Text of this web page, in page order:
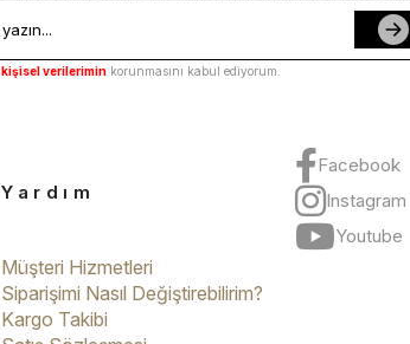
kişisel verilerimin korunmasını kabul ediyorum.
Yardım
Müşteri Hizmetleri
Siparişimi Nasıl Değiştirebilirim?
Kargo Takibi
Facebook
Instagram
Youtube